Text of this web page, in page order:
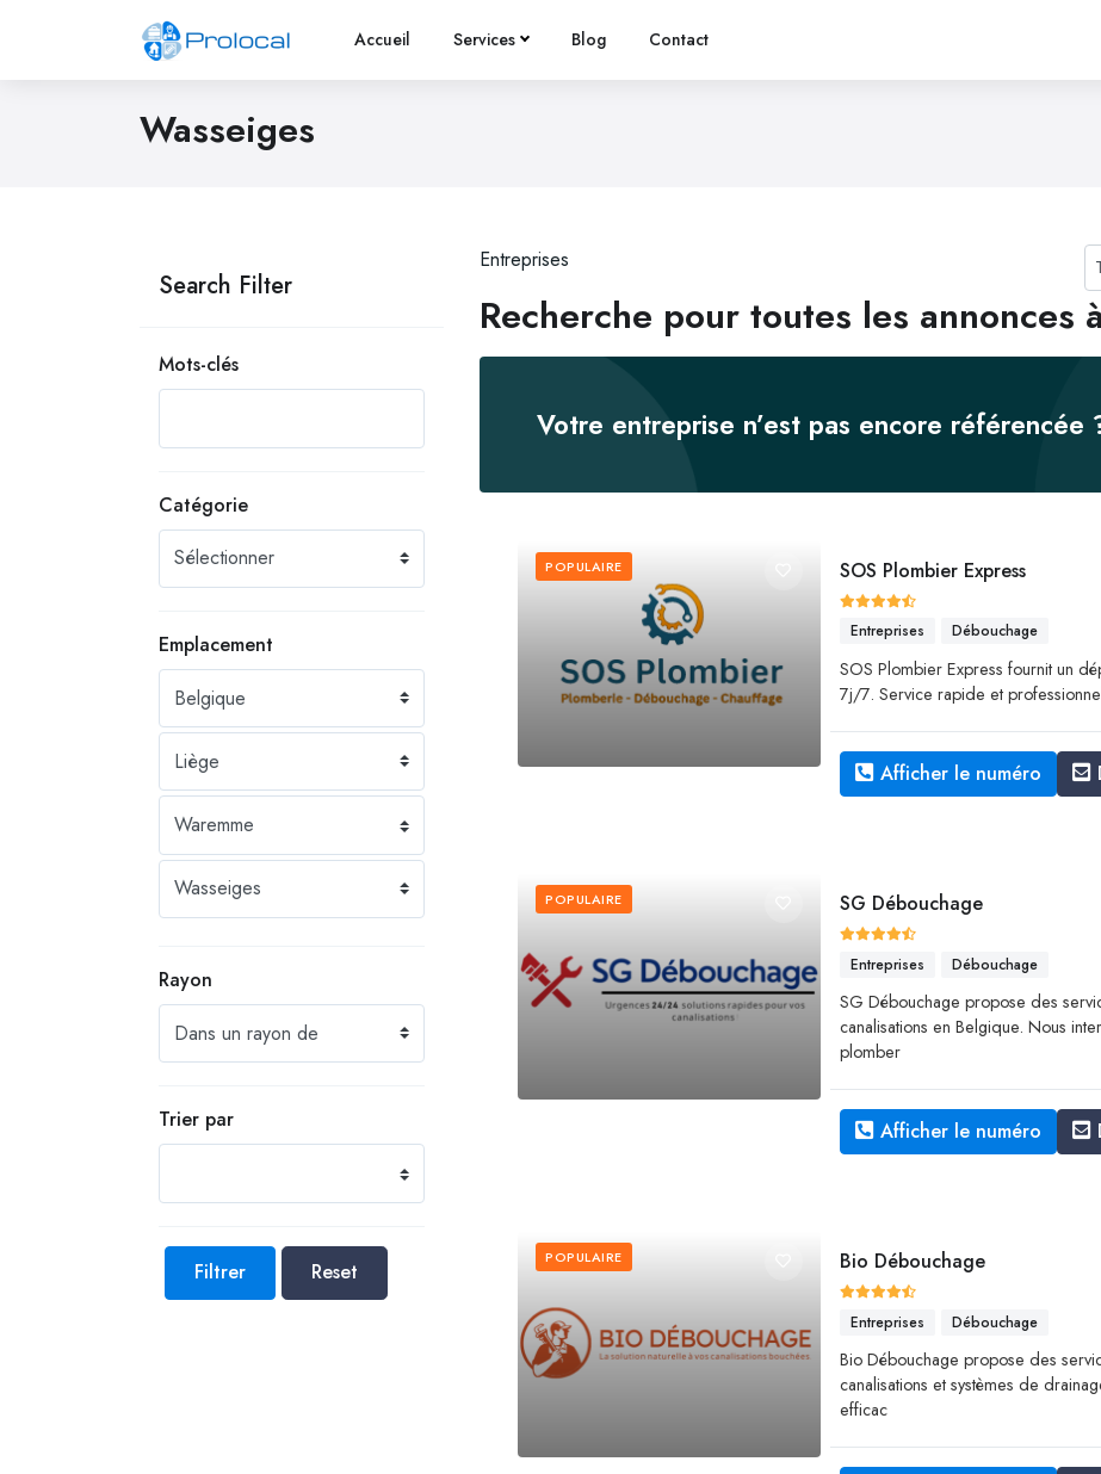
Accueil Services Blog Contact
Wasseiges
Search Filter
Mots-clés
Catégorie
Emplacement
Rayon
Trier par
Filtrer Reset
Entreprises
Recherche pour toutes les annonces
Votre entreprise n’est pas encore référencée
POPULAIRE SOS Plombier Express
Entreprises Débouchage
SOS Plombier Express fournit un
7j/7. Service rapide et
Afficher le numéro
POPULAIRE SG Débouchage
Entreprises Débouchage
SG Débouchage propose des
canalisations en Belgique. Nous
plomber
Afficher le numéro
POPULAIRE Bio Débouchage
Entreprises Débouchage
Bio Débouchage propose des
canalisations et systèmes de
efficac